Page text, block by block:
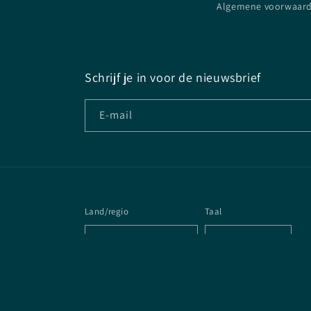
Algemene
Schrijf je in voor de nieuwsbrief
E‑mail
Land/regio Taal